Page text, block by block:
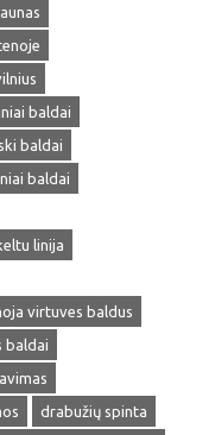
baldai
baldai
baldai
linija
virtuves baldus
baldai
drabužių spinta